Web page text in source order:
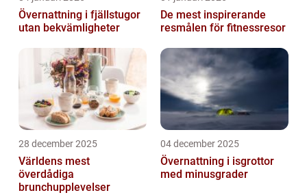
Övernattning i fjällstugor
utan bekvämligheter
De mest inspirerande
resmålen för fitnessresor
28 december 2025
Världens mest
överdådiga
brunchupplevelser
04 december 2025
Övernattning i isgrottor
med minusgrader